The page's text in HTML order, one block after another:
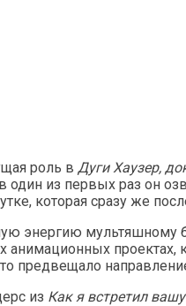
роль в Дуги Хаузер,
один из первых раз он
которая сразу же
энергию мультяшному
анимационных проектах,
предвещало
из Как я встретил